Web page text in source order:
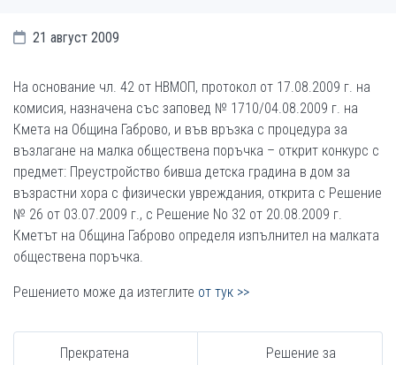
21 август 2009
На основание чл. 42 от НВМОП, протокол от 17.08.2009 г. на
комисия, назначена със заповед № 1710/04.08.2009 г. на
Кмета на Община Габрово, и във връзка с процедура за
възлагане на малка обществена поръчка – открит конкурс с
предмет: Преустройство бивша детска градина в дом за
възрастни хора с физически увреждания, открита с Решение
№ 26 от 03.07.2009 г., с Решение Nо 32 от 20.08.2009 г.
Кметът на Община Габрово определя изпълнител на малката
обществена поръчка.
Решението може да изтеглите от тук >>
Прекратена
Решение за